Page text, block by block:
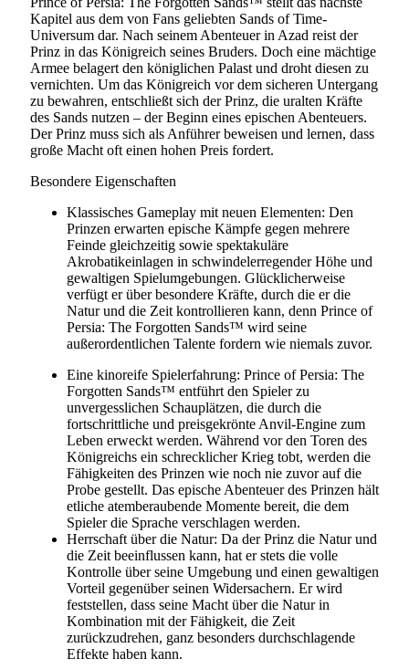
Kapitel aus dem von Fans geliebten Sands of Time-
Universum dar. Nach seinem Abenteuer in Azad reist der
Prinz in das Königreich seines Bruders. Doch eine mächtige
Armee belagert den königlichen Palast und droht diesen zu
vernichten. Um das Königreich vor dem sicheren Untergang
zu bewahren, entschließt sich der Prinz, die uralten Kräfte
des Sands nutzen – der Beginn eines epischen Abenteuers.
Der Prinz muss sich als Anführer beweisen und lernen, dass
große Macht oft einen hohen Preis fordert.
Besondere Eigenschaften
Klassisches Gameplay mit neuen Elementen: Den
Prinzen erwarten epische Kämpfe gegen mehrere
Feinde gleichzeitig sowie spektakuläre
Akrobatikeinlagen in schwindelerregender Höhe und
gewaltigen Spielumgebungen. Glücklicherweise
verfügt er über besondere Kräfte, durch die er die
Natur und die Zeit kontrollieren kann, denn Prince of
Persia: The Forgotten Sands™ wird seine
außerordentlichen Talente fordern wie niemals zuvor.
Eine kinoreife Spielerfahrung: Prince of Persia: The
Forgotten Sands™ entführt den Spieler zu
unvergesslichen Schauplätzen, die durch die
fortschrittliche und preisgekrönte Anvil-Engine zum
Leben erweckt werden. Während vor den Toren des
Königreichs ein schrecklicher Krieg tobt, werden die
Fähigkeiten des Prinzen wie noch nie zuvor auf die
Probe gestellt. Das epische Abenteuer des Prinzen hält
etliche atemberaubende Momente bereit, die dem
Spieler die Sprache verschlagen werden.
Herrschaft über die Natur: Da der Prinz die Natur und
die Zeit beeinflussen kann, hat er stets die volle
Kontrolle über seine Umgebung und einen gewaltigen
Vorteil gegenüber seinen Widersachern. Er wird
feststellen, dass seine Macht über die Natur in
Kombination mit der Fähigkeit, die Zeit
zurückzudrehen, ganz besonders durchschlagende
Effekte haben kann.